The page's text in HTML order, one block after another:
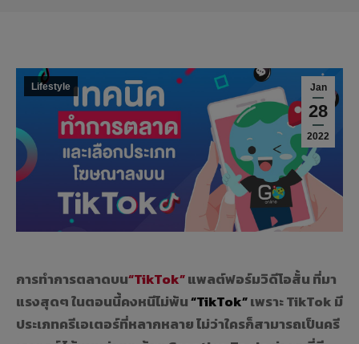
Jan
28
2022
Lifestyle
การทำการตลาดบน“TikTok”แพลต์ฟอร์มวิดีโอสั้น ที่มา
แรงสุดๆ ในตอนนี้คงหนีไม่พ้น“TikTok”เพราะ TikTok มี
ประเภทครีเอเตอร์ที่หลากหลาย ไม่ว่าใครก็สามารถเป็นครี